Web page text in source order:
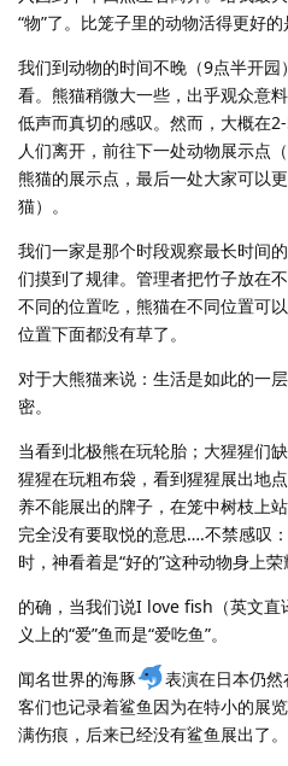
“物”了。比笼子里的动物活得更好的
我们到动物的时间不晚（9点半开
看。熊猫稍微大一些，出乎观众意
低声而真切的感叹。然而，大概在
人们离开，前往下一处动物展示点
熊猫的展示点，最后一处大家可以
猫）。
我们一家是那个时段观察最长时间
们摸到了规律。管理者把竹子放在
不同的位置吃，熊猫在不同位置可
位置下面都没有草了。
对于大熊猫来说：生活是如此的一
密。
当看到北极熊在玩轮胎；大猩猩们
猩猩在玩粗布袋，看到猩猩展出地
养不能展出的牌子，在笼中树枝上
完全没有要取悦的意思….不禁感叹
时，神看着是“好的”这种动物身上
的确，当我们说I love fish（英文直
义上的“爱”鱼而是“爱吃鱼”。
闻名世界的海豚
表演在日本仍
客们也记录着鲨鱼因为在特小的展
满伤痕，后来已经没有鲨鱼展出了。